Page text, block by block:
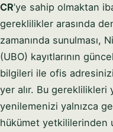
CR’ye sahip olmaktan
gereklilikler arasında
zamanında sunulması,
(UBO) kayıtlarının
bilgileri ile ofis
yer alır. Bu
yenilemenizi yalnızca
hükümet yetkililerinden